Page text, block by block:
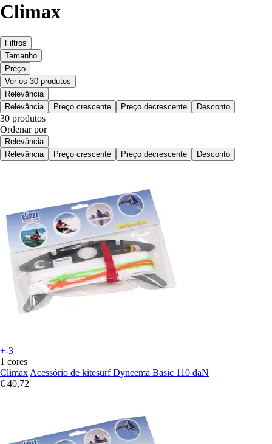
Climax
Filtros
Tamanho
Preço
Ver os 30 produtos
Relevância
Relevância
Preço crescente Preço decrescente Desconto
30 produtos
Ordenar por
Relevância
Relevância
Preço crescente Preço decrescente Desconto
+-3
1 cores
Climax Acessório de kitesurf Dyneema Basic 110 daN
€ 40,72